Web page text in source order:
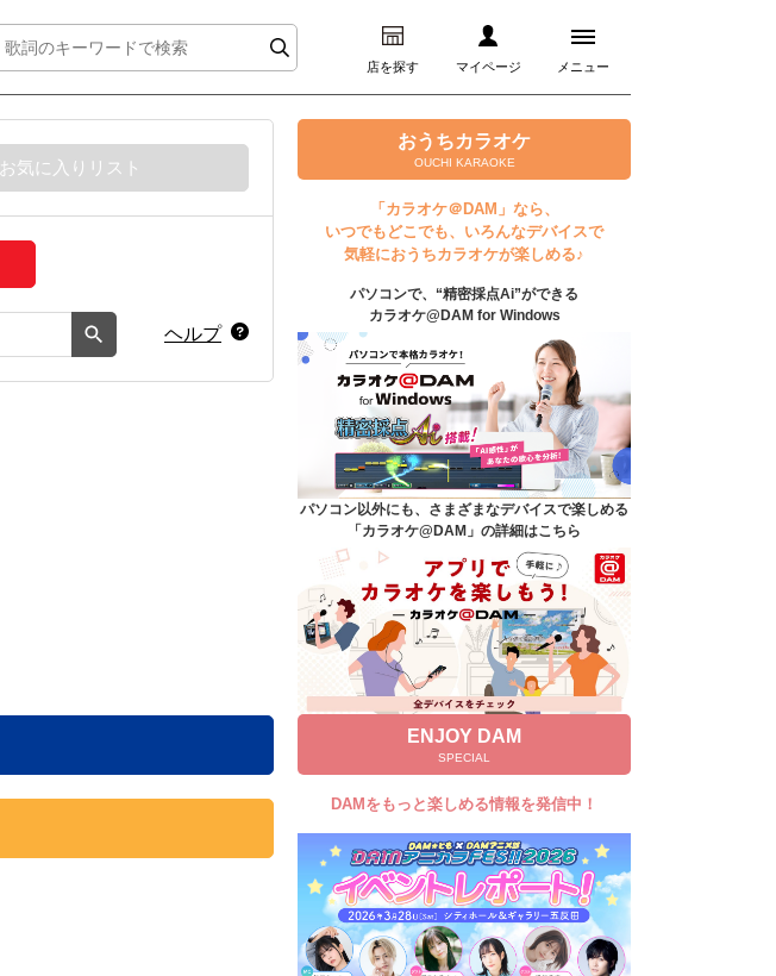
店を探す マイページ メニュー
ログイン
マイページ
プレミアムサービス
DAM★とも動画
DAM★とも録音
カラオケ＠DAM
ユーザー検索
キャンペーン
よくあるご質問
DAMの新曲・ランキングなど
カラオケ最新情報をチェック！
自宅でカラオケ歌い放題！
家族や友達と一緒に！練習にも！
お気に入りリスト
ヘルプ
おうちカラオケ
OUCHI KARAOKE
「カラオケ＠DAM」なら、
いつでもどこでも、いろんなデバイスで
気軽におうちカラオケが楽しめる♪
パソコンで、“精密採点Ai”ができる
カラオケ@DAM for Windows
パソコン以外にも、さまざまなデバイスで楽しめる
「カラオケ@DAM」の詳細はこちら
ENJOY DAM
SPECIAL
DAMをもっと楽しめる情報を発信中！